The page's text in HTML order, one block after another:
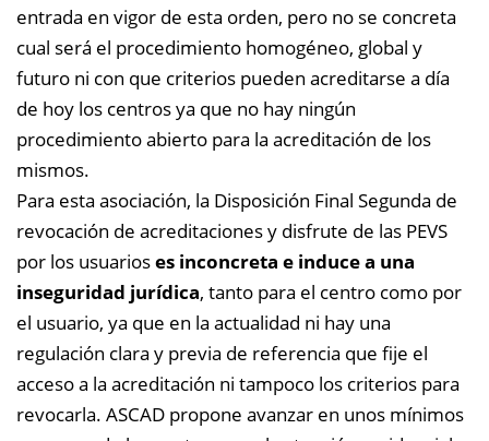
entrada en vigor de esta orden, pero no se concreta
cual será el procedimiento homogéneo, global y
futuro ni con que criterios pueden acreditarse a día
de hoy los centros ya que no hay ningún
procedimiento abierto para la acreditación de los
mismos.
Para esta asociación, la Disposición Final Segunda de
revocación de acreditaciones y disfrute de las PEVS
por los usuarioses inconcreta e induce a una
inseguridad jurídica, tanto para el centro como por
el usuario, ya que en la actualidad ni hay una
regulación clara y previa de referencia que fije el
acceso a la acreditación ni tampoco los criterios para
revocarla. ASCAD propone avanzar en unos mínimos